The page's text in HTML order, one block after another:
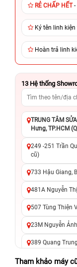
RẺ CHẤP HẾT-
Ký tên linh
Hoàn trả linh
13 Hệ thống
TRUNG TÂM
Hưng, TP.HCM
249 -251 Trần
cũ)
733 Hậu Giang,
481A Nguyễn
507 Tùng Thiện
23M Nguyễn
389 Quang
625 - 625A Âu
Tham khảo máy